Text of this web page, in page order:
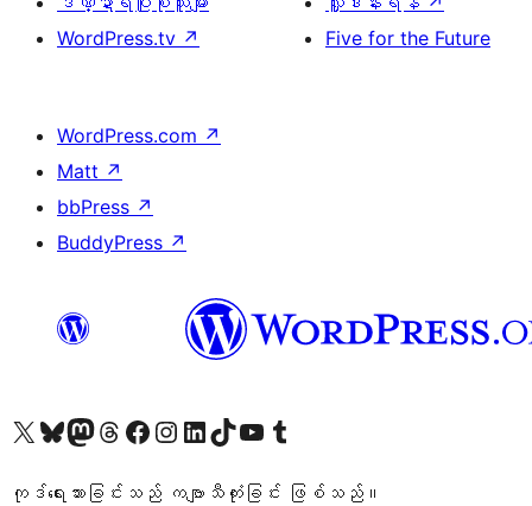
WordPress.tv ↗
Five for the Future
WordPress.com ↗
Matt ↗
bbPress ↗
BuddyPress ↗
ကျွန်ုပ်တို့၏ X (ယခင် Twitter) အကောင့်သို့ သွားရောက်ကြည့်ရှုပါကျွန်ုပ်တို့၏ Bluesky အကောင့်သို့ ဝင်ရောက်ကြည့်ရှုရန်
ကျွန်ုပ်တို့၏ Mastodon အကောင့်သို့ သွားရောက်ကြည့်ရှုပါကျွန်ုပ်တို့၏ Threads အကောင့်သို့ ဝင်ရောက်ကြည့်ရှုရန်
ကျွန်ုပ်တို့၏ Facebook စာမျက်နှာသို့ သွားရောက်ကြည့်ရှုပါကျွန်ုပ်တို့၏ Instagram အကောင့်သို့ သွားရောက်ကြည့်ရှုပါ ကျွန်ုပ်တို့၏ LinkedIn အကောင့်သို့ သွားရောက်ကြည့်ရှုပါကျွန်ုပ်တို့၏ TikTok အကောင့်သို့ ဝင်ရောက်ကြည့်ရှုရန်
ကျွန်ုပ်တို့၏ YouTube ချန်နယ်သို့ သွားရောက်ကြည့်ရှုပါ ကျွန်ုပ်တို့၏ Tumblr အကောင့်သို့ ဝင်ရောက်ကြည့်ရှုရန်
ကုဒ်ရေးသားခြင်းသည် ကဗျာသီကုံးခြင်း ဖြစ်သည်။